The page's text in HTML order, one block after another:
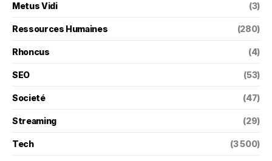
Metus Vidi (3)
Ressources Humaines (280)
Rhoncus (4)
SEO (53)
Societé (47)
Streaming (29)
Tech (3 500)